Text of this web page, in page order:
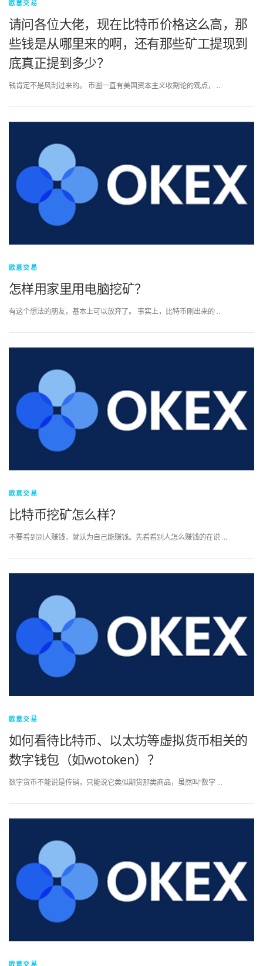
欧意交易
请问各位大佬，现在比特币价格这么高，那
些钱是从哪里来的啊，还有那些矿工提现到
底真正提到多少？
钱肯定不是风刮过来的。 币圈一直有美国资本主义收割论的观点， …
欧意交易
怎样用家里用电脑挖矿？
有这个想法的朋友，基本上可以放弃了。 事实上，比特币刚出来的 …
欧意交易
比特币挖矿怎么样？
不要看到别人赚钱，就认为自己能赚钱。先看看别人怎么赚钱的在说 …
欧意交易
如何看待比特币、以太坊等虚拟货币相关的
数字钱包（如wotoken）？
数字货币不能说是传销，只能说它类似期货那类商品，虽然叫“数字 …
欧意交易